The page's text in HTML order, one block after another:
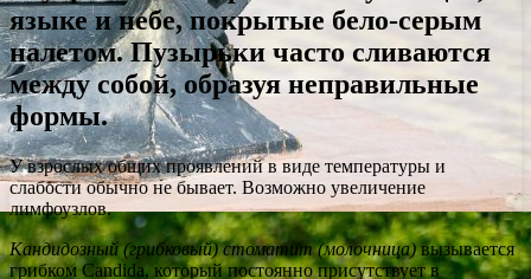
языке и небе, покрытые бело-серым
налетом. Пузырьки часто сливаются
между собой, образуя неправильные
формы.
У взрослых общих проявлений в виде температуры и
слабости обычно не бывает. Возможно увеличение
лимфоузлов.
Кандидозный (грибковый) стоматит (молочница)вызывается
грибком Candida, который постоянно присутствует в